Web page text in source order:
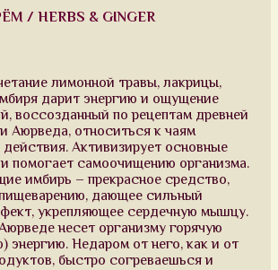
/ HERBS & GINGER
лимонной травы, лакрицы,
дарит энергию и ощущение
воссозданный по рецептам древней
Аюрведа, относиться к чаям
действия. Активизирует основные
помогает самоочищению организма.
имбирь – прекрасное средство,
дающее сильный
укрепляющее сердечную мышцу.
несет организму горячую
энергию. Недаром от него, как и от
быстро согреваешься и